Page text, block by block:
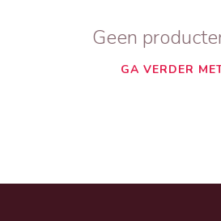
Geen
GA VERDER